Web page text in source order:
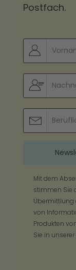
Postfach.
Mit dem
stimmen Sie
Übermittlung
von
Produkten
Sie in unserer